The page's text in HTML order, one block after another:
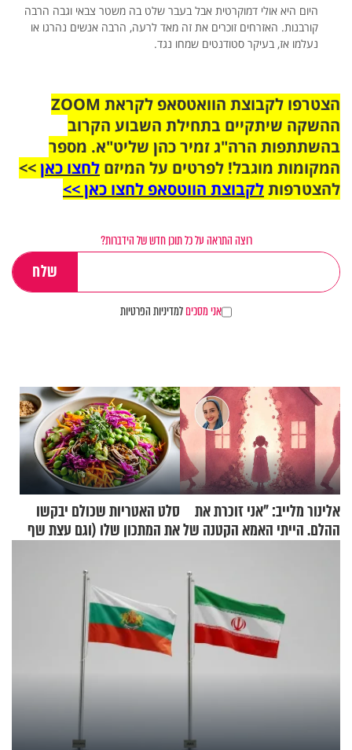
היום היא אולי דמוקרטית אבל בעבר שלט בה משטר צבאי וגבה הרבה
קורבנות. האזרחים זוכרים את זה מאד לרעה, הרבה אנשים נהרגו או
נעלמו אז, בעיקר סטודנטים שמחו נגד.
הצטרפו לקבוצת הוואטסאפ לקראת ZOOM
ההשקה שיתקיים בתחילת השבוע הקרוב
בהשתתפות הרה"ג זמיר כהן שליט"א. מספר
המקומות מוגבל! לפרטים על המיזם לחצו כאן>>
להצטרפותלקבוצת הווטסאפ לחצו כאן >>
רוצה התראה על כל תוכן חדש של הידברות?
אני מסכיםלמדיניות הפרטיות
אלינור מלייב: "אני זוכרת את
ההלם. הייתי האמא הקטנה של
סלט האטריות שכולם יבקשו
את המתכון שלו (וגם עצת שף